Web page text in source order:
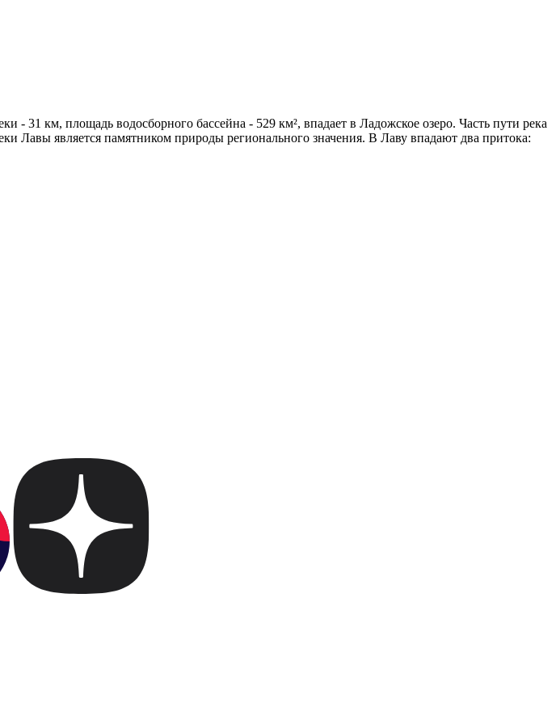
- 31 км, площадь водосборного бассейна - 529 км², впадает в Ладожское озеро. Часть пути река
Лавы является памятником природы регионального значения. В Лаву впадают два притока: